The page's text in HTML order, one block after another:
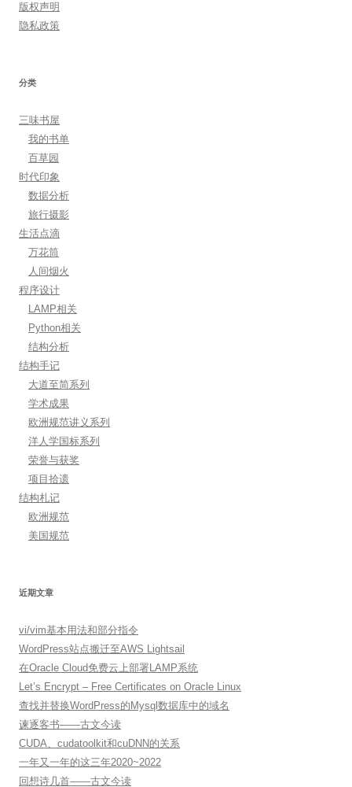
版权声明
隐私政策
分类
三味书屋
我的书单
百草园
时代印象
数据分析
旅行摄影
生活点滴
万花筒
人间烟火
程序设计
LAMP相关
Python相关
结构分析
结构手记
大道至简系列
学术成果
欧洲规范讲义系列
洋人学国标系列
荣誉与获奖
项目拾遗
结构札记
欧洲规范
美国规范
近期文章
vi/vim基本用法和部分指令
WordPress站点搬迁至AWS Lightsail
在Oracle Cloud免费云上部署LAMP系统
Let’s Encrypt – Free Certificates on Oracle Linux
查找并替换WordPress的Mysql数据库中的域名
谏逐客书——古文今读
CUDA、cudatoolkit和cuDNN的关系
一年又一年的这三年2020~2022
回想诗几首——古文今读